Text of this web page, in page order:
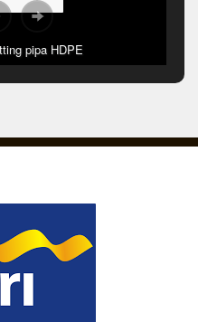
pipa HDPE